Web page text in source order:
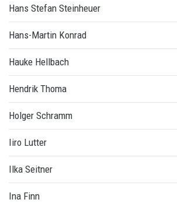
Hans Stefan Steinheuer
Hans-Martin Konrad
Hauke Hellbach
Hendrik Thoma
Holger Schramm
Iiro Lutter
Ilka Seitner
Ina Finn